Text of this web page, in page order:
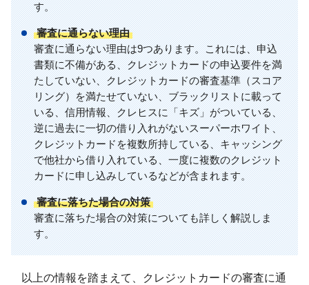
す。
審査に通らない理由
審査に通らない理由は9つあります。これには、申込
書類に不備がある、クレジットカードの申込要件を満
たしていない、クレジットカードの審査基準（スコア
リング）を満たせていない、ブラックリストに載って
いる、信用情報、クレヒスに「キズ」がついている、
逆に過去に一切の借り入れがないスーパーホワイト、
クレジットカードを複数所持している、キャッシング
で他社から借り入れている、一度に複数のクレジット
カードに申し込みしているなどが含まれます。
審査に落ちた場合の対策
審査に落ちた場合の対策についても詳しく解説しま
す。
以上の情報を踏まえて、クレジットカードの審査に通